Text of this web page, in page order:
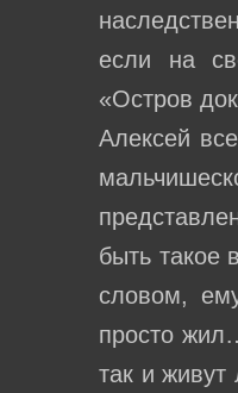
если на
«Остров
Алексей
быть такое
словом,
просто
так и